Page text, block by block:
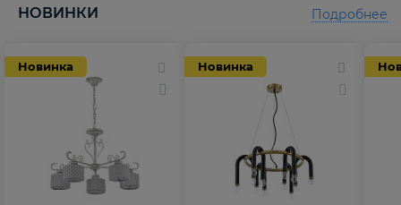
НОВИНКИ
Новинка Новинка
Подробнее